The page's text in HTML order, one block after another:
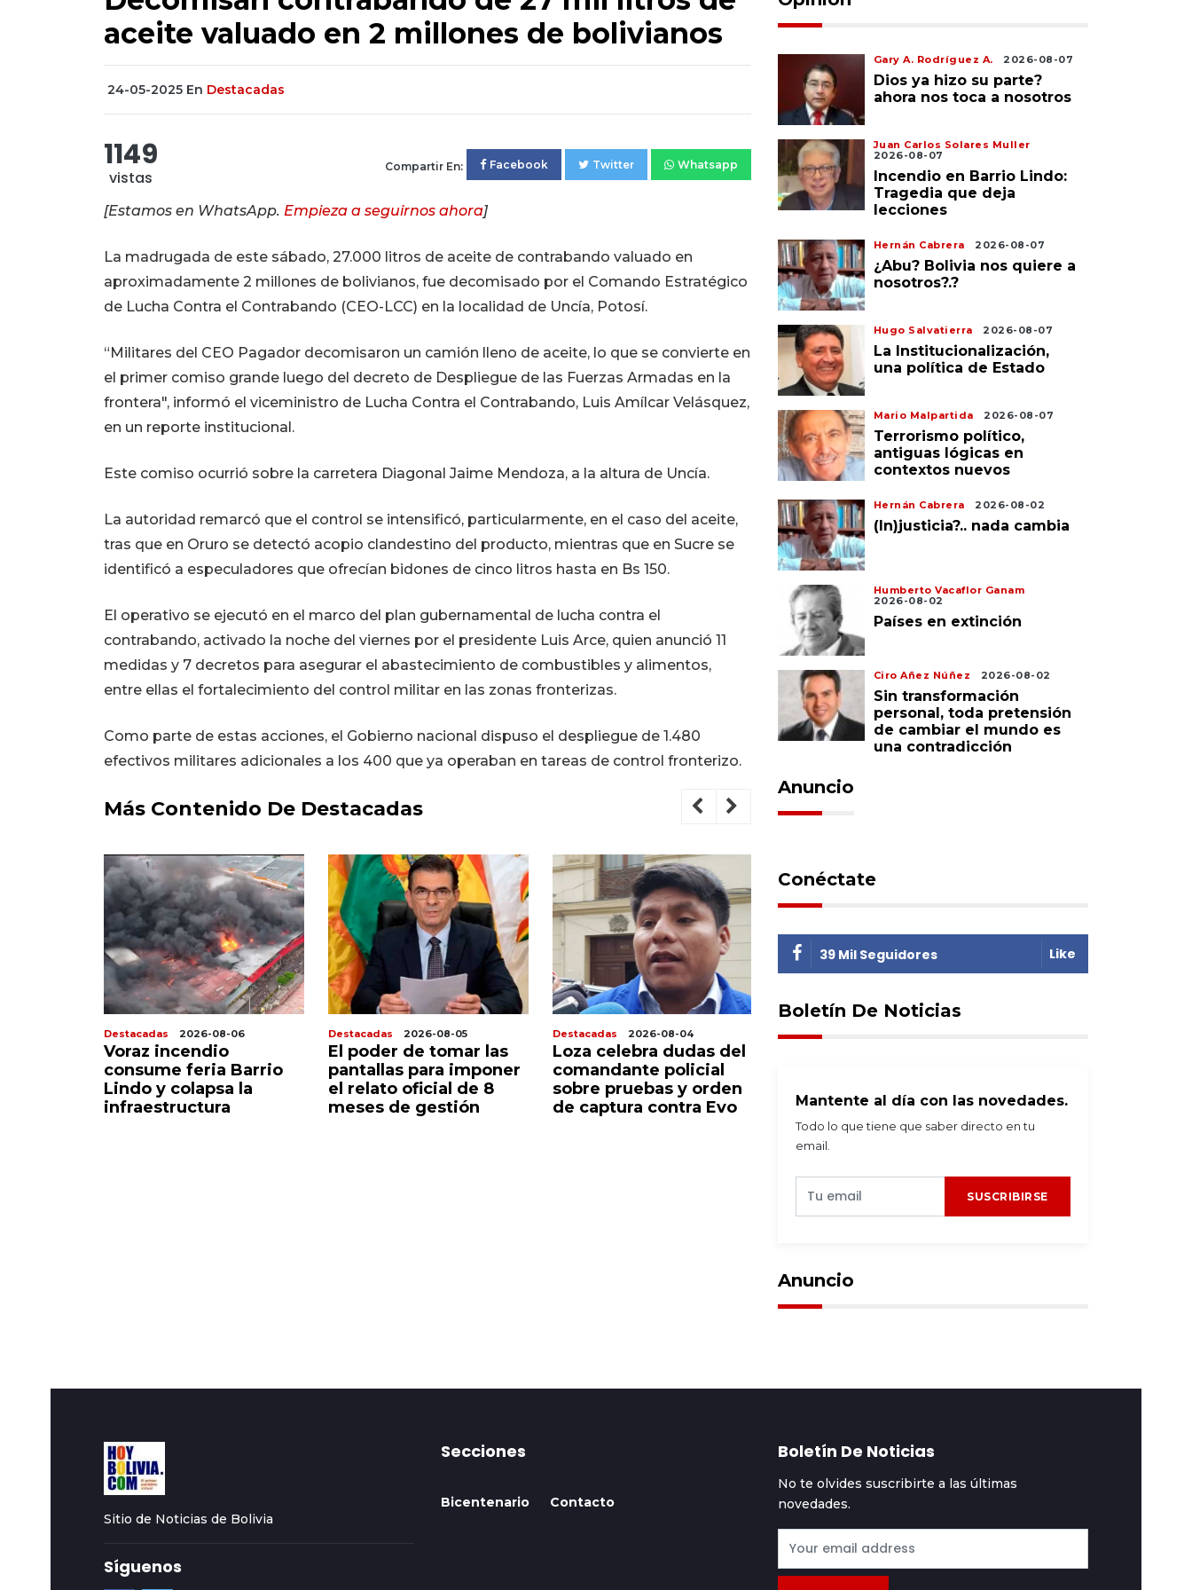
aceite valuado en 2 millones de bolivianos
24-05-2025 En Destacadas
1149
vistas
Compartir En: Facebook Twitter Whatsapp
[Estamos en WhatsApp. Empieza a seguirnos ahora]
La madrugada de este sábado, 27.000 litros de aceite de contrabando valuado en
aproximadamente 2 millones de bolivianos, fue decomisado por el Comando Estratégico
de Lucha Contra el Contrabando (CEO-LCC) en la localidad de Uncía, Potosí.
“Militares del CEO Pagador decomisaron un camión lleno de aceite, lo que se convierte en
el primer comiso grande luego del decreto de Despliegue de las Fuerzas Armadas en la
frontera", informó el viceministro de Lucha Contra el Contrabando, Luis Amílcar Velásquez,
en un reporte institucional.
Este comiso ocurrió sobre la carretera Diagonal Jaime Mendoza, a la altura de Uncía.
La autoridad remarcó que el control se intensificó, particularmente, en el caso del aceite,
tras que en Oruro se detectó acopio clandestino del producto, mientras que en Sucre se
identificó a especuladores que ofrecían bidones de cinco litros hasta en Bs 150.
El operativo se ejecutó en el marco del plan gubernamental de lucha contra el
contrabando, activado la noche del viernes por el presidente Luis Arce, quien anunció 11
medidas y 7 decretos para asegurar el abastecimiento de combustibles y alimentos,
entre ellas el fortalecimiento del control militar en las zonas fronterizas.
Como parte de estas acciones, el Gobierno nacional dispuso el despliegue de 1.480
efectivos militares adicionales a los 400 que ya operaban en tareas de control fronterizo.
Más Contenido De Destacadas
Destacadas 2026-08-06
Voraz incendio
consume feria Barrio
Lindo y colapsa la
infraestructura
Destacadas 2026-08-05
El poder de tomar las
pantallas para imponer
el relato oficial de 8
meses de gestión
Destacadas 2026-08-04
Loza celebra dudas del
comandante policial
sobre pruebas y orden
de captura contra Evo
Destacadas
contra Rafael Arce
Gary A. Rodríguez A. 2026-08-07
Dios ya hizo su parte?
ahora nos toca a nosotros
Juan Carlos Solares Muller
2026-08-07
Incendio en Barrio Lindo:
Tragedia que deja
lecciones
Hernán Cabrera 2026-08-07
¿Abu? Bolivia nos quiere a
nosotros?.?
Hugo Salvatierra 2026-08-07
La Institucionalización,
una política de Estado
Mario Malpartida 2026-08-07
Terrorismo político,
antiguas lógicas en
contextos nuevos
Hernán Cabrera 2026-08-02
(In)justicia?.. nada cambia
Humberto Vacaflor Ganam
2026-08-02
Países en extinción
Ciro Añez Núñez 2026-08-02
Sin transformación
personal, toda pretensión
de cambiar el mundo es
una contradicción
Anuncio
Conéctate
39 Mil Seguidores Like
Boletín De Noticias
Mantente al día con las novedades.
Todo lo que tiene que saber directo en tu
email.
SUSCRIBIRSE
Anuncio
Sitio de Noticias de Bolivia
Síguenos
Secciones
Bicentenario Contacto
Boletín De Noticias
No te olvides suscribirte a las últimas
novedades.